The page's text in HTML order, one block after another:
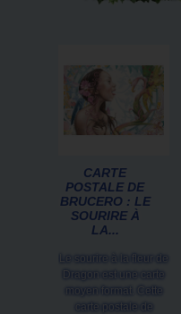
CARTE
POSTALE DE
BRUCERO : LE
SOURIRE À
LA...
Le sourire à la fleur de
Dragon est une carte
moyen format. Cette
carte postale de